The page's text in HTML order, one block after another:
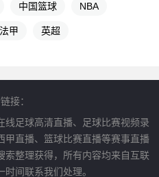
中国篮球 NBA
法甲 英超
接：
线足球高清直播、足球比赛视频录
甲直播、篮球比赛直播等赛事直播
索整理获得，所有内容均来自互联
间联系我们处理。